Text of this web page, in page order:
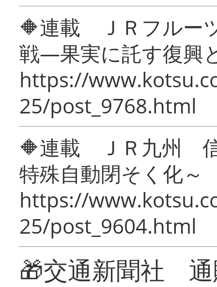
🔶連載 ＪＲフルー
戦―果実に託す復興
https://
25/post_9768.html
🔶連載 ＪＲ九州 信
特殊自動閉そく化～
https://
25/post_9604.html
🎁交通新聞社